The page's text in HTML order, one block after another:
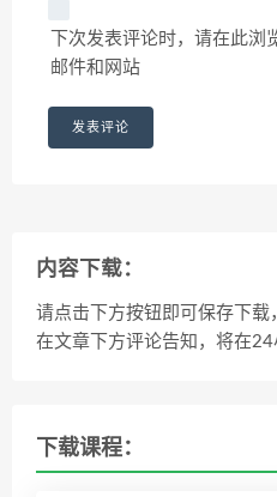
下次发表评论时，请在此
邮件和网站
内容下载：
请点击下方按钮即可保存下
在文章下方评论告知，将在24
下载课程：